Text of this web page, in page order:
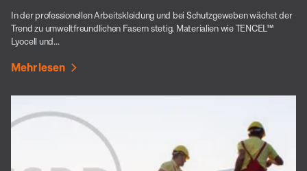
In der professionellen Arbeitskleidung und bei Schutzgeweben wächst der
Trend zu umweltfreundlichen Fasern stetig. Materialien wie TENCEL™
Lyocell und...
Mehr lesen